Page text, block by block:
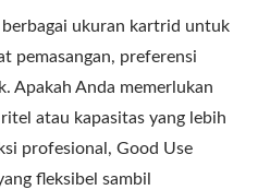
ukuran kartrid untuk
pemasangan, preferensi
Apakah Anda memerlukan
atau kapasitas yang lebih
profesional, Good Use
fleksibel sambil